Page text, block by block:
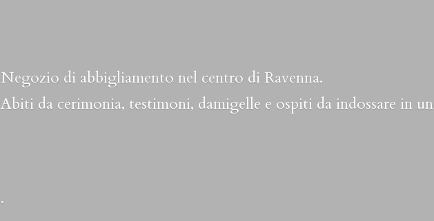
Negozio di abbigliamento nel centro di Ravenna.
Abiti da cerimonia, testimoni, damigelle e ospiti da indossare in un
.